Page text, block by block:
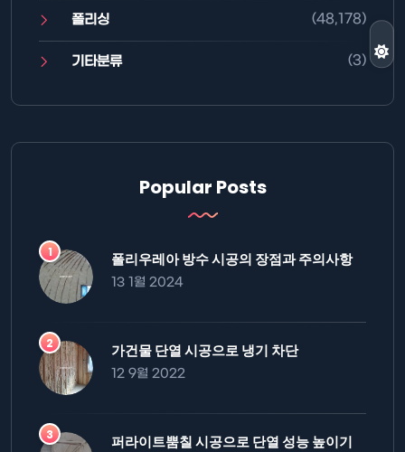
폴리싱 (48,178)
기타분류 (3)
Popular Posts
폴리우레아 방수 시공의 장점과 주의사항
13 1월 2024
가건물 단열 시공으로 냉기 차단
12 9월 2022
퍼라이트뿜칠 시공으로 단열 성능 높이기